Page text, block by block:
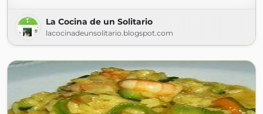
La Cocina de un Solitario
lacocinadeunsolitario.blogspot.com